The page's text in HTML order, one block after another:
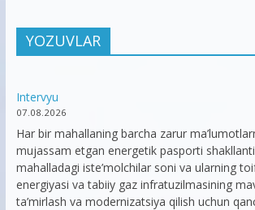
YOZUVLAR
Intervyu
07.08.2026
Har bir mahallaning barcha zarur
mujassam etgan energetik pasporti
mahalladagi iste’molchilar soni va ularning
energiyasi va tabiiy gaz infratuzilmasining
ta’mirlash va modernizatsiya qilish uchun